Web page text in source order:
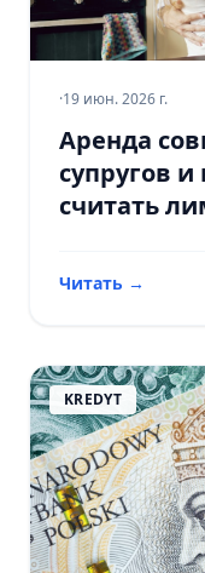
·19 июн. 2026 г.
Аренда
супругов
считать
Читать →
KREDYT